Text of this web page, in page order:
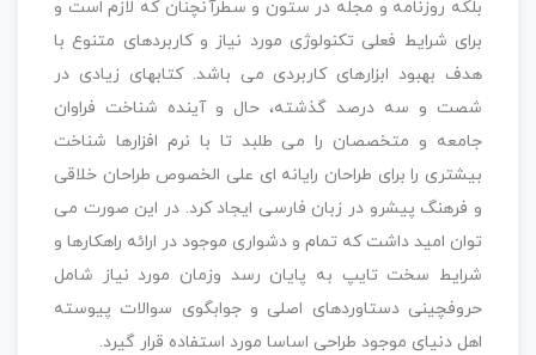
بلکه روزنامه و مجله در ستون و سطرآنچنان که لازم است و
برای شرایط فعلی تکنولوژی مورد نیاز و کاربردهای متنوع با
هدف بهبود ابزارهای کاربردی می باشد. کتابهای زیادی در
شصت و سه درصد گذشته، حال و آینده شناخت فراوان
جامعه و متخصصان را می طلبد تا با نرم افزارها شناخت
بیشتری را برای طراحان رایانه ای علی الخصوص طراحان خلاقی
و فرهنگ پیشرو در زبان فارسی ایجاد کرد. در این صورت می
توان امید داشت که تمام و دشواری موجود در ارائه راهکارها و
شرایط سخت تایپ به پایان رسد وزمان مورد نیاز شامل
حروفچینی دستاوردهای اصلی و جوابگوی سوالات پیوسته
اهل دنیای موجود طراحی اساسا مورد استفاده قرار گیرد.